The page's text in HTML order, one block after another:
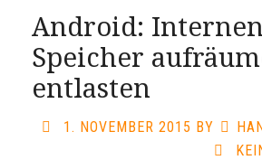
Android:
Speicher
entlasten
1. NOVEMBER 2015 BY